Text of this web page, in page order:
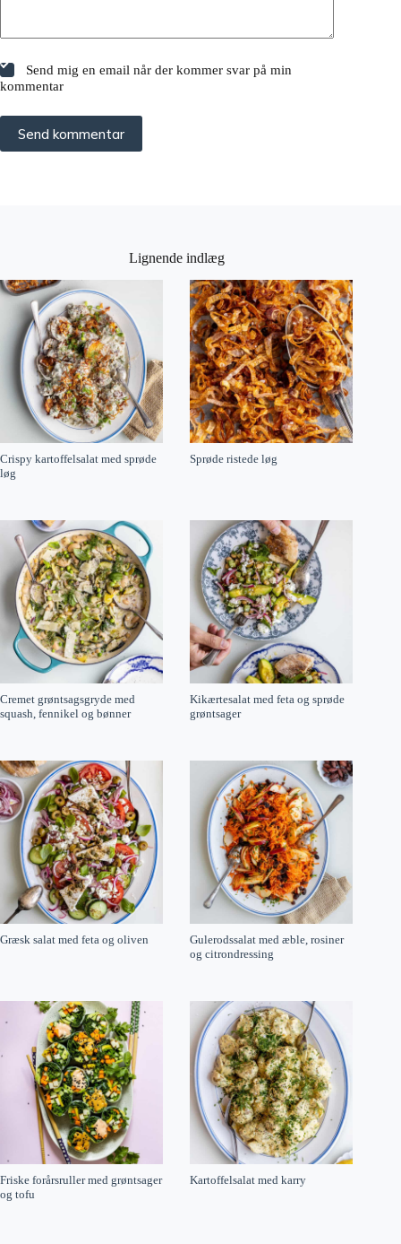
Send mig en email når der kommer svar på min
kommentar
Send kommentar
Lignende indlæg
Crispy kartoffelsalat med sprøde
løg
Sprøde ristede løg
Cremet grøntsagsgryde med
squash, fennikel og bønner
Kikærtesalat med feta og sprøde
grøntsager
Græsk salat med feta og oliven
Gulerodssalat med æble, rosiner
og citrondressing
Friske forårsruller med grøntsager
og tofu
Kartoffelsalat med karry